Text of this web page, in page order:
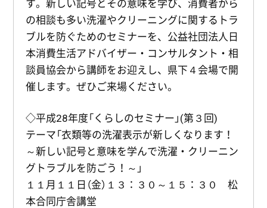
す。新しい記号とその意味を学び、消費者から
の相談も多い洗濯やクリーニングに関するトラ
ブルを防ぐためのセミナーを、公益社団法人日
本消費生活アドバイザー・コンサルタント・相
談員協会から講師をお迎えし、県下４会場で開
催します。ぜひご来場ください。
◇平成28年度「くらしのセミナー」(第３回)
テーマ「衣類等の洗濯表示が新しくなります！
～新しい記号と意味を学んで洗濯・クリーニン
グトラブルを防ごう！～」
１１月１１日（金）１３：３０～１５：３０ 松
本合同庁舎講堂